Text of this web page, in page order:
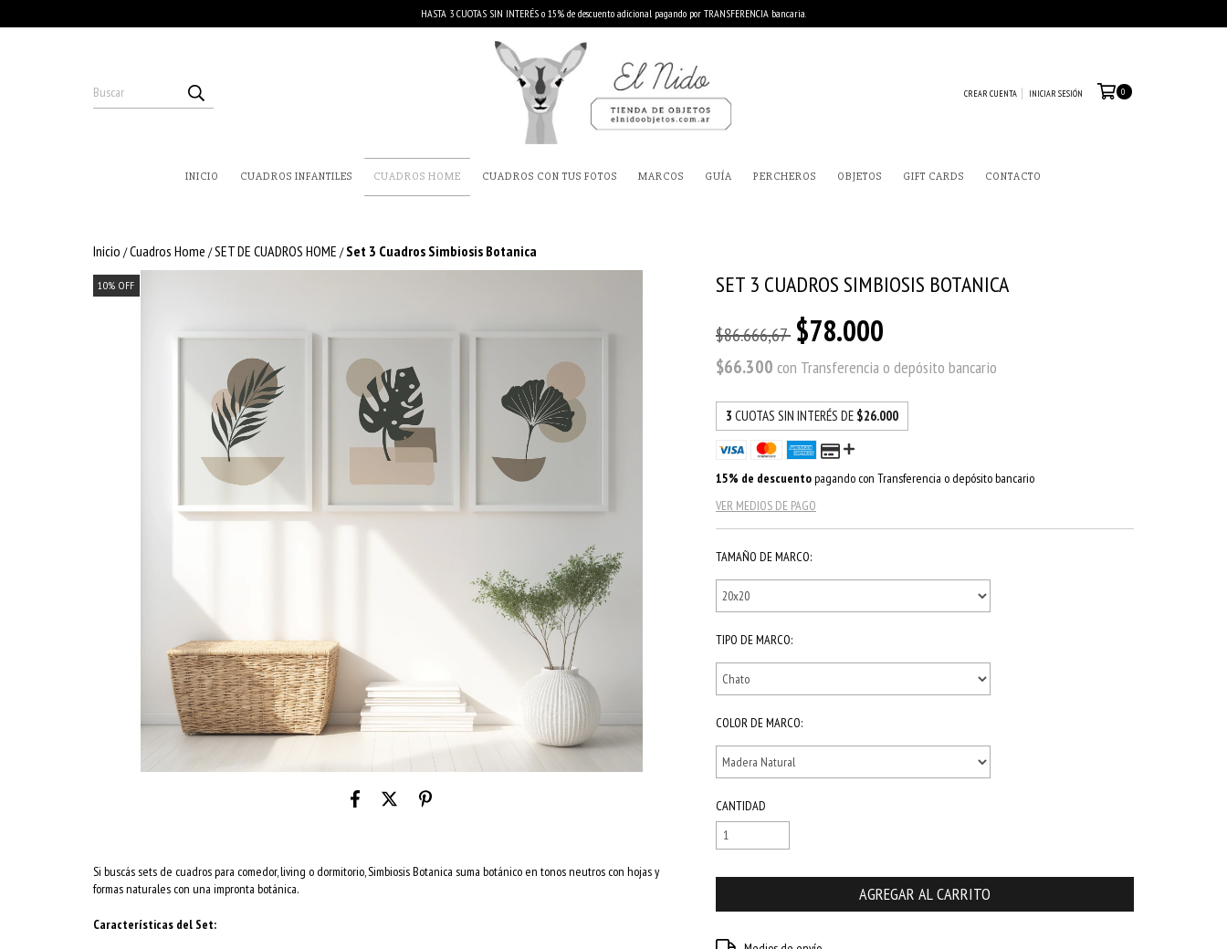
HASTA 3 CUOTAS SIN INTERÉS o 15% de descuento adicional pagando por TRANSFERENCIA bancaria.
CREAR CUENTA INICIAR SESIÓN 0
INICIO CUADROS INFANTILES CUADROS HOME CUADROS CON TUS FOTOS MARCOS GUÍA PERCHEROS OBJETOS GIFT CARDS CONTACTO
Inicio /Cuadros Home /SET DE CUADROS HOME / Set 3 Cuadros Simbiosis Botanica
10% OFF
Si buscás sets de cuadros para comedor, living o dormitorio, Simbiosis Botanica suma botánico en tonos neutros con hojas y
formas naturales con una impronta botánica.
Características del Set:
SET 3 CUADROS SIMBIOSIS BOTANICA
$86.666,67 $78.000
$66.300con Transferencia o depósito bancario
3 CUOTAS SIN INTERÉS DE $26.000
15% de descuentopagando con Transferencia o depósito bancario
VER MEDIOS DE PAGO
TAMAÑO DE MARCO:
TIPO DE MARCO:
COLOR DE MARCO:
CANTIDAD